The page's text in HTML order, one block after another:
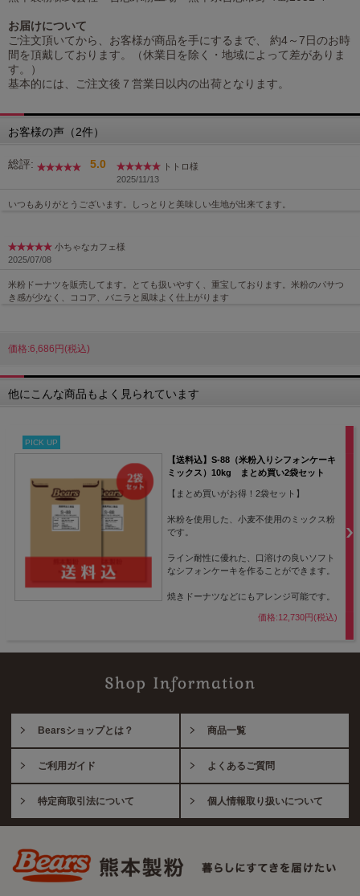
お届けについて
ご注文頂いてから、お客様が商品を手にするまで、 約4～7日のお時
間を頂戴しております。（休業日を除く・地域によって差がありま
す。）
基本的には、ご注文後７営業日以内の出荷となります。
お客様の声（2件）
総評: 5.0
トトロ様
2025/11/13
いつもありがとうございます。しっとりと美味しい生地が出来てます。
小ちゃなカフェ様
2025/07/08
米粉ドーナツを販売してます。とても扱いやすく、重宝しております。米粉のパサつ
き感が少なく、ココア、バニラと風味よく仕上がります
価格:6,686円(税込)
他にこんな商品もよく見られています
PICK UP
【送料込】S-88（米粉入りシフォンケーキ
ミックス）10kg まとめ買い2袋セット
【まとめ買いがお得！2袋セット】
米粉を使用した、小麦不使用のミックス粉
です。
ライン耐性に優れた、口溶けの良いソフト
なシフォンケーキを作ることができます。
焼きドーナツなどにもアレンジ可能です。
価格:12,730円(税込)
Bearsショップとは？ 商品一覧
ご利用ガイド よくあるご質問
特定商取引法について 個人情報取り扱いについて